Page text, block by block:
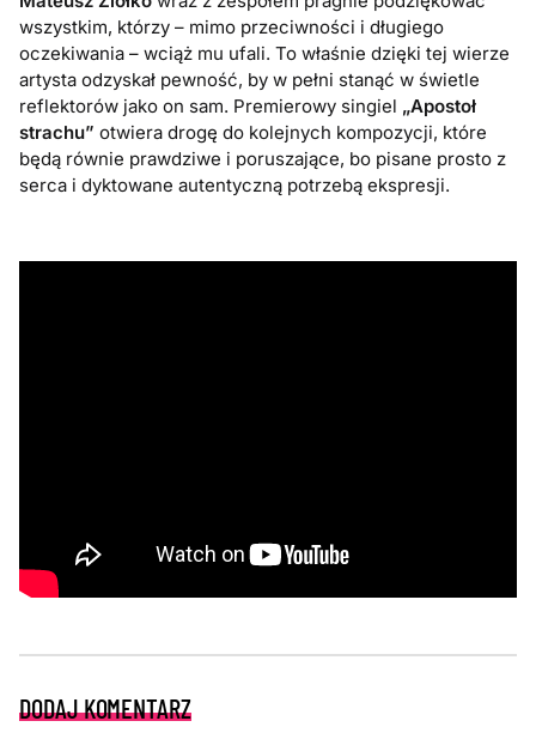
wszystkim, którzy – mimo przeciwności i długiego
oczekiwania – wciąż mu ufali. To właśnie dzięki tej wierze
artysta odzyskał pewność, by w pełni stanąć w świetle
reflektorów jako on sam. Premierowy singiel „Apostoł
strachu” otwiera drogę do kolejnych kompozycji, które
będą równie prawdziwe i poruszające, bo pisane prosto z
serca i dyktowane autentyczną potrzebą ekspresji.
DODAJ KOMENTARZ